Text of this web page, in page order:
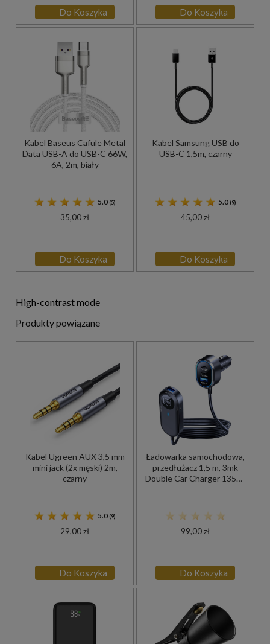
Do Koszyka Do Koszyka
Kabel Baseus Cafule Metal
Data USB-A do USB-C 66W,
6A, 2m, biały
5.0 (5)
35,00 zł
Do Koszyka
Kabel Samsung USB do
USB-C 1,5m, czarny
5.0 (9)
45,00 zł
Do Koszyka
High-contrast mode
Produkty powiązane
Kabel Ugreen AUX 3,5 mm
mini jack (2x męski) 2m,
czarny
5.0 (9)
29,00 zł
Do Koszyka
Ładowarka samochodowa,
przedłużacz 1,5 m, 3mk
Double Car Charger 135W,
99,00 zł
Do Koszyka